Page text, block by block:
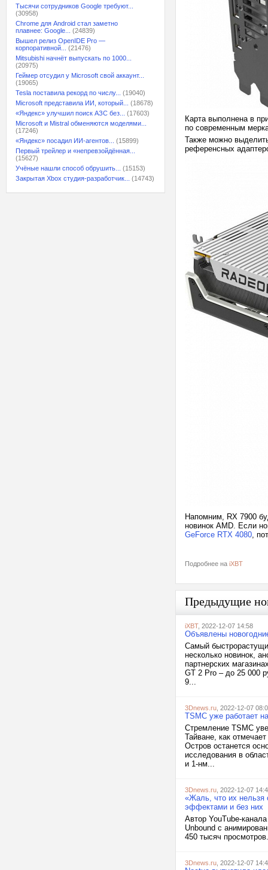
Тысячи сотрудников Google требуют...
(30958)
Chrome для Android стал заметно
плавнее: Google...
(24839)
Вышел релиз OpenIDE Pro —
корпоративной...
(21476)
Mitsubishi начнёт выпускать по 1000...
(20975)
Геймер отсудил у Microsoft свой аккаунт...
(19065)
Tesla поставила рекорд по числу...
(19040)
Microsoft представила ИИ, который...
(18678)
«Яндекс» улучшил поиск АЗС без...
(17603)
Microsoft и Mistral обменяются моделями...
(17246)
«Яндекс» посадил ИИ-агентов...
(15899)
Первый трейлер и «непревзойдённая...
(15627)
Учёные нашли способ обрушить...
(15153)
Закрытая Xbox студия-разработчик...
(14743)
Карта выполнена в
по современным
Также можно
референсных
Напомним, RX 7900
новинок AMD. Если
GeForce RTX 4080,
Подробнее на iXBT
Предыдущие
iXBT, 2022-12-07 14:58
Объявлены
Самый
несколько новинок,
партнерских
GT 2 Pro – до 25 000
9...
3Dnews.ru , 2022-12-07
TSMC уже работает
Стремление TSMC
Тайване, как
Остров останется
исследования в
и 1-нм...
3Dnews.ru , 2022-12-07
«Жаль, что их нельзя
эффектами и без них
Автор YouTube-
Unbound с
450 тысяч
3Dnews.ru , 2022-12-07